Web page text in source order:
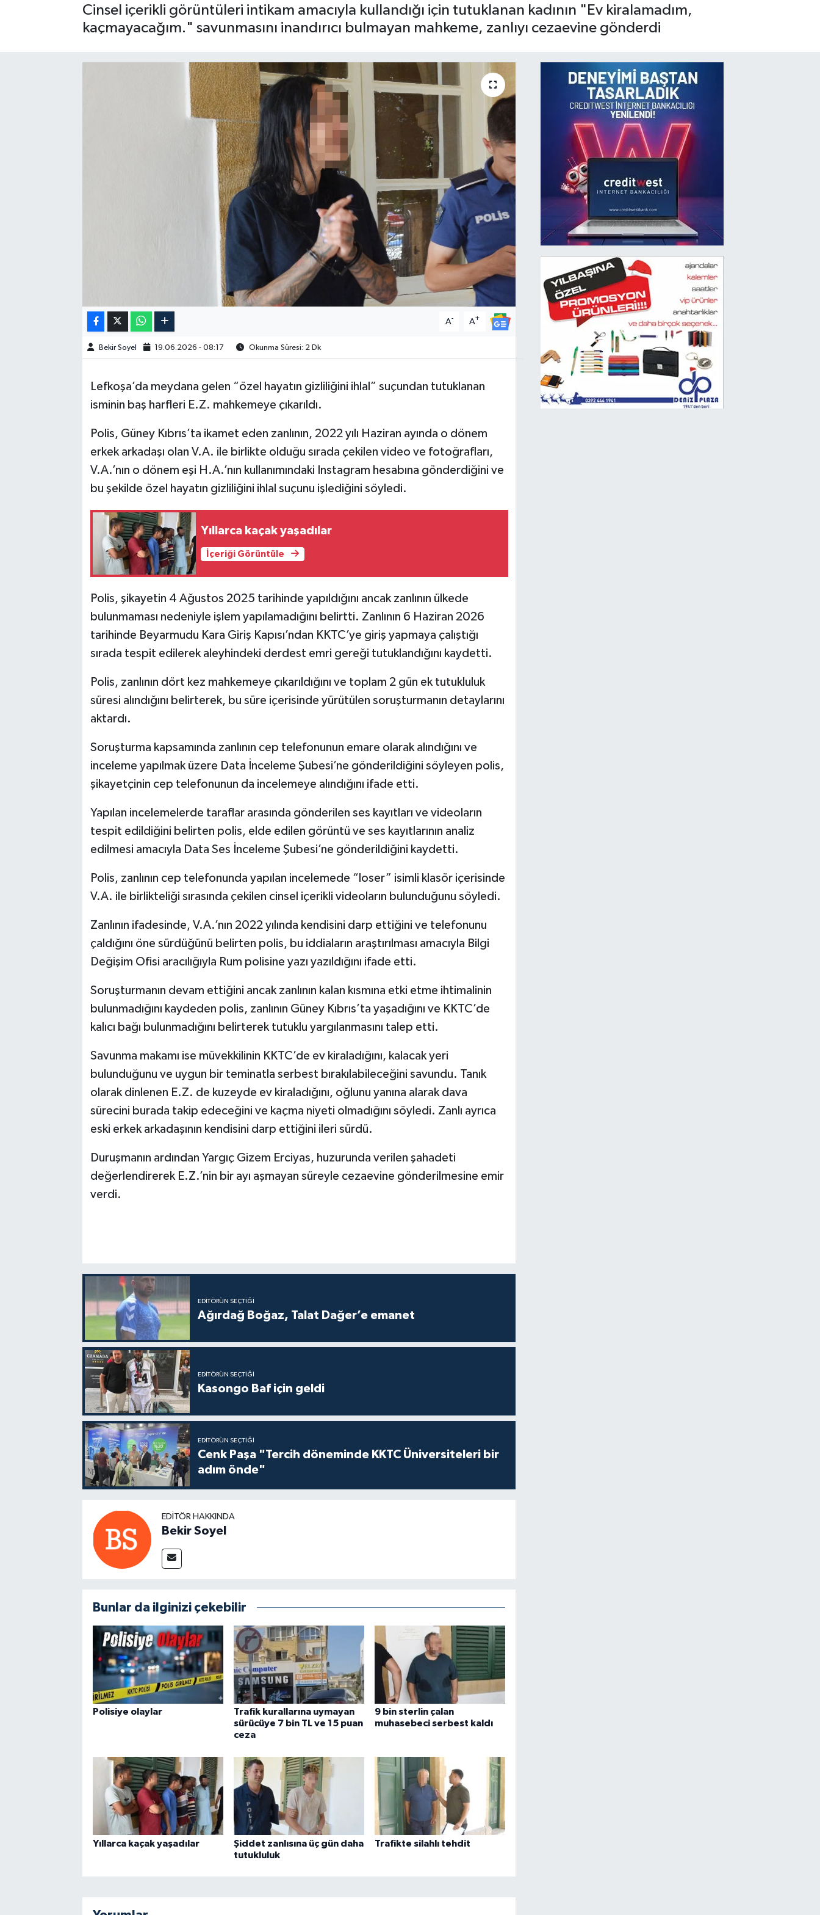
Cinsel içerikli görüntüleri intikam amacıyla kullandığı için tutuklanan kadının "Ev kiralamadım,
kaçmayacağım." savunmasını inandırıcı bulmayan mahkeme, zanlıyı cezaevine gönderdi
A- A+
Bekir Soyel 19.06.2026 - 08:17 Okunma Süresi: 2 Dk
Lefkoşa’da meydana gelen “özel hayatın gizliliğini ihlal” suçundan tutuklanan
isminin baş harfleri E.Z. mahkemeye çıkarıldı.
Polis, Güney Kıbrıs’ta ikamet eden zanlının, 2022 yılı Haziran ayında o dönem
erkek arkadaşı olan V.A. ile birlikte olduğu sırada çekilen video ve fotoğrafları,
V.A.’nın o dönem eşi H.A.’nın kullanımındaki Instagram hesabına gönderdiğini ve
bu şekilde özel hayatın gizliliğini ihlal suçunu işlediğini söyledi.
Yıllarca kaçak yaşadılar
İçeriği Görüntüle
Polis, şikayetin 4 Ağustos 2025 tarihinde yapıldığını ancak zanlının ülkede
bulunmaması nedeniyle işlem yapılamadığını belirtti. Zanlının 6 Haziran 2026
tarihinde Beyarmudu Kara Giriş Kapısı’ndan KKTC’ye giriş yapmaya çalıştığı
sırada tespit edilerek aleyhindeki derdest emri gereği tutuklandığını kaydetti.
Polis, zanlının dört kez mahkemeye çıkarıldığını ve toplam 2 gün ek tutukluluk
süresi alındığını belirterek, bu süre içerisinde yürütülen soruşturmanın detaylarını
aktardı.
Soruşturma kapsamında zanlının cep telefonunun emare olarak alındığını ve
inceleme yapılmak üzere Data İnceleme Şubesi’ne gönderildiğini söyleyen polis,
şikayetçinin cep telefonunun da incelemeye alındığını ifade etti.
Yapılan incelemelerde taraflar arasında gönderilen ses kayıtları ve videoların
tespit edildiğini belirten polis, elde edilen görüntü ve ses kayıtlarının analiz
edilmesi amacıyla Data Ses İnceleme Şubesi’ne gönderildiğini kaydetti.
Polis, zanlının cep telefonunda yapılan incelemede “loser” isimli klasör içerisinde
V.A. ile birlikteliği sırasında çekilen cinsel içerikli videoların bulunduğunu söyledi.
Zanlının ifadesinde, V.A.’nın 2022 yılında kendisini darp ettiğini ve telefonunu
çaldığını öne sürdüğünü belirten polis, bu iddiaların araştırılması amacıyla Bilgi
Değişim Ofisi aracılığıyla Rum polisine yazı yazıldığını ifade etti.
Soruşturmanın devam ettiğini ancak zanlının kalan kısmına etki etme ihtimalinin
bulunmadığını kaydeden polis, zanlının Güney Kıbrıs’ta yaşadığını ve KKTC’de
kalıcı bağı bulunmadığını belirterek tutuklu yargılanmasını talep etti.
Savunma makamı ise müvekkilinin KKTC’de ev kiraladığını, kalacak yeri
bulunduğunu ve uygun bir teminatla serbest bırakılabileceğini savundu. Tanık
olarak dinlenen E.Z. de kuzeyde ev kiraladığını, oğlunu yanına alarak dava
sürecini burada takip edeceğini ve kaçma niyeti olmadığını söyledi. Zanlı ayrıca
eski erkek arkadaşının kendisini darp ettiğini ileri sürdü.
Duruşmanın ardından Yargıç Gizem Erciyas, huzurunda verilen şahadeti
değerlendirerek E.Z.’nin bir ayı aşmayan süreyle cezaevine gönderilmesine emir
verdi.
EDITÖRÜN SEÇTIĞI
Ağırdağ Boğaz, Talat Dağer’e emanet
EDITÖRÜN SEÇTIĞI
Kasongo Baf için geldi
EDITÖRÜN SEÇTIĞI
Cenk Paşa "Tercih döneminde KKTC Üniversiteleri bir
adım önde"
EDITÖR HAKKINDA
Bekir Soyel
Bunlar da ilginizi çekebilir
Polisiye olaylar
Trafik kurallarına uymayan
sürücüye 7 bin TL ve 15 puan
ceza
9 bin sterlin çalan
muhasebeci serbest kaldı
Yıllarca kaçak yaşadılar
Şiddet zanlısına üç gün daha
tutukluluk
Trafikte silahlı tehdit